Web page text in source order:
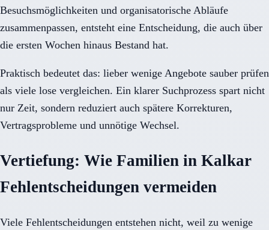
Besuchsmöglichkeiten und organisatorische Abläufe
zusammenpassen, entsteht eine Entscheidung, die auch über
die ersten Wochen hinaus Bestand hat.
Praktisch bedeutet das: lieber wenige Angebote sauber prüfen
als viele lose vergleichen. Ein klarer Suchprozess spart nicht
nur Zeit, sondern reduziert auch spätere Korrekturen,
Vertragsprobleme und unnötige Wechsel.
Vertiefung: Wie Familien in Kalkar
Fehlentscheidungen vermeiden
Viele Fehlentscheidungen entstehen nicht, weil zu wenige